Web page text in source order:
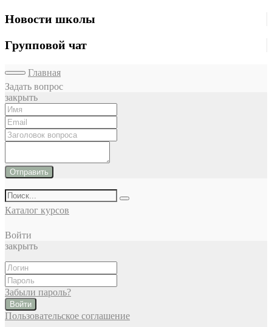
Новости школы
Групповой чат
Главная
Задать вопрос
закрыть
Отправить
Каталог курсов
Войти
закрыть
Забыли пароль?
Войти
Пользовательское соглашение